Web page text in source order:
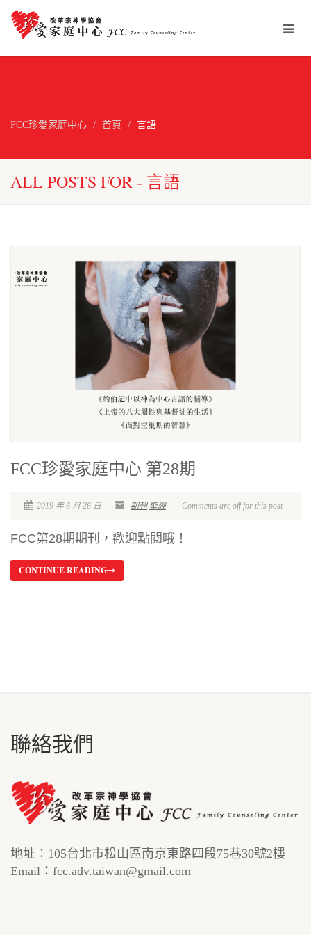
FCC珍愛家庭中心 首頁 言語
ALL POSTS FOR - 言語
FCC珍愛家庭中心 第28期
2019 年 6 月 26 日 期刊 聖經 Comments are off for this post
FCC第28期期刊，歡迎點閱哦！
CONTINUE READING
聯絡我們
地址：105台北市松山區南京東路四段75巷30號2樓
Email：fcc.adv.taiwan@gmail.com